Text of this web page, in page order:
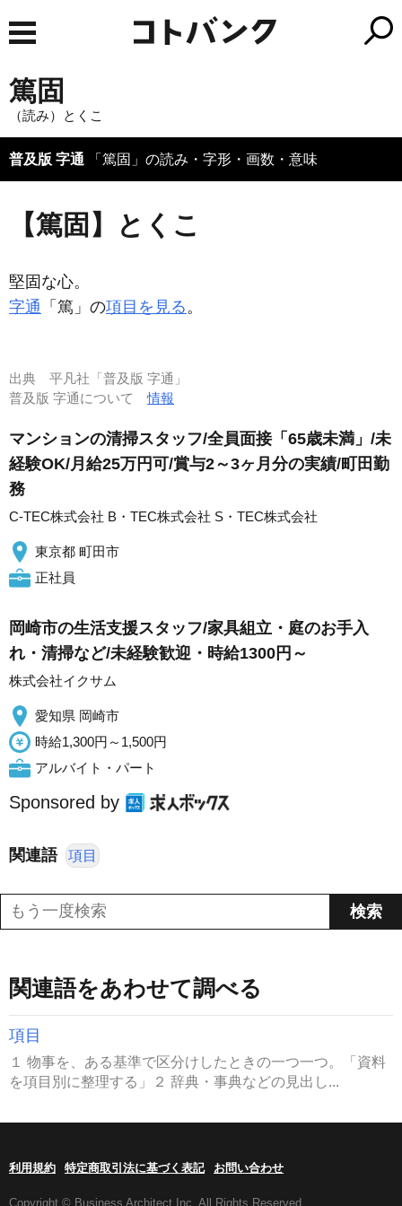
篤固
（読み）とくこ
普及版 字通 「篤固」の読み・字形・画数・意味
【篤固】とくこ
堅固な心。
字通 「篤」の項目を見る。
出典 平凡社「普及版 字通」
普及版 字通について情報
マンションの清掃スタッフ/全員面接「65歳未満」/未
経験OK/月給25万円可/賞与2～3ヶ月分の実績/町田勤
務
C-TEC株式会社 B・TEC株式会社 S・TEC株式会社
東京都 町田市
正社員
岡崎市の生活支援スタッフ/家具組立・庭のお手入
れ・清掃など/未経験歓迎・時給1300円～
株式会社イクサム
愛知県 岡崎市
時給1,300円～1,500円
アルバイト・パート
Sponsored by
関連語 項目
関連語をあわせて調べる
項目
１ 物事を、ある基準で区分けしたときの一つ一つ。「資料
を項目別に整理する」２ 辞典・事典などの見出し...
利用規約 特定商取引法に基づく表記 お問い合わせ
Copyright © Business Architect Inc. All Rights Reserved.